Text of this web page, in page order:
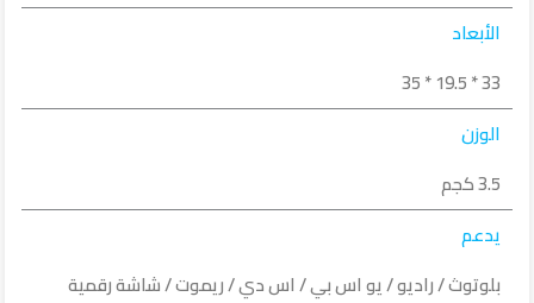
الأبعاد
33 * 19.5 * 35
الوزن
3.5 كجم
يدعم
بلوتوث / راديو / يو اس بي / اس دي / ريموت / شاشة رقمية